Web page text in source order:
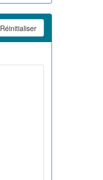
Réinitialiser